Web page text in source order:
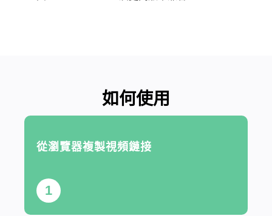
如何使用
1
從瀏覽器複製視頻鏈接